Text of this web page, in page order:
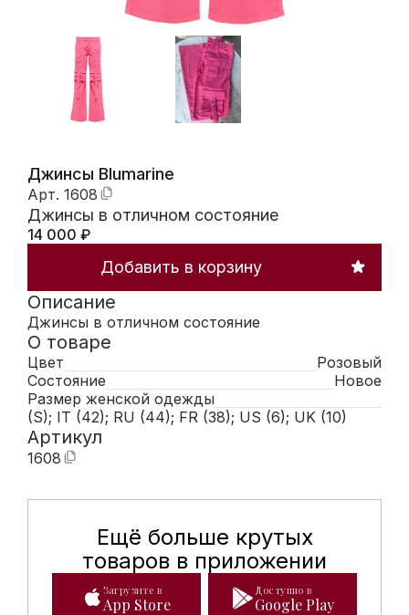
Джинсы Blumarine
Арт. 1608
Джинсы в отличном состояние
14 000 ₽
Добавить в корзину
Описание
Джинсы в отличном состояние
О товаре
Цвет
Розовый
Состояние
Новое
Размер женской одежды
(S); IT (42); RU (44); FR (38); US (6); UK (10)
Артикул
1608
Ещё больше крутых
товаров в приложении
Мобильное приложение
Загрузите в
App Store
Доступно в
Google Play